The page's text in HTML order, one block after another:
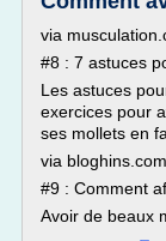
via
#8 : 7 astuces
Les astuces
exercices pour
ses mollets en
via bloghins.com
#9 : Comment
Avoir de beaux